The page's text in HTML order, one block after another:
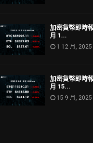
加密貨幣即時
月 1...
1 12 月, 2025
加密貨幣即時
月 15...
15 9 月, 2025